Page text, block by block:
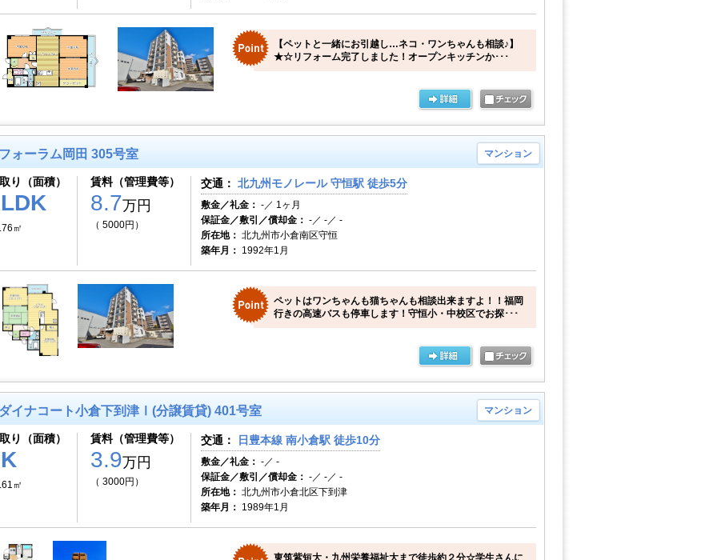
【ペットと一緒にお引越し…ネコ・ワンちゃんも相談♪】
★☆リフォーム完了しました！オープンキッチンか･･･
ォーラム岡田 305号室 マンション
り（面積）
㎡
賃料（管理費等）
8.7万円
（ 5000円）
交通： 北九州モノレール 守恒駅 徒歩5分
敷金／礼金： -／ 1ヶ月
保証金／敷引／償却金： -／ -／ -
所在地： 北九州市小倉南区守恒
築年月： 1992年1月
ペットはワンちゃんも猫ちゃんも相談出来ますよ！！福岡
行きの高速バスも停車します！守恒小・中校区でお探･･･
イナコート小倉下到津Ⅰ(分譲賃貸) 401号室 マンション
り（面積）
㎡
賃料（管理費等）
3.9万円
（ 3000円）
交通： 日豊本線 南小倉駅 徒歩10分
敷金／礼金： -／ -
保証金／敷引／償却金： -／ -／ -
所在地： 北九州市小倉北区下到津
築年月： 1989年1月
東筑紫短大・九州栄養福祉大まで徒歩約２分☆学生さんに